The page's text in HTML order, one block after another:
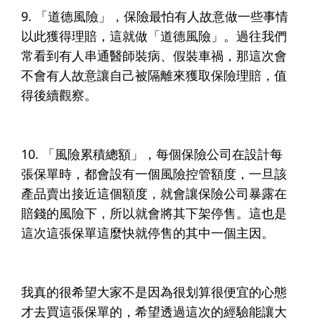
9.
「道德風險」，保險最怕有人故意做一些事情
以此獲得理賠 ，這就做「道德風險」。過往我們
常看到有人串通醫師裝病、假裝車禍，那這次會
不會有人故意讓自己被隔離來獲取保險理賠，值
得後續觀察。​
10. 「風險累積總額」
，每個保險公司在設計每
張保單時，都會設有一個風險控管額度，一旦該
產品賣出接近這個額度，就會讓保險公司暴露在
賠錢的風險下，所以就會將其下架停售。這也是
這次這張保單這麼快就停售的其中一個主因。​
我真的很希望大家不是因為很划算很便宜的心態
才去買這張保單的，希望透過這次的經驗能讓大